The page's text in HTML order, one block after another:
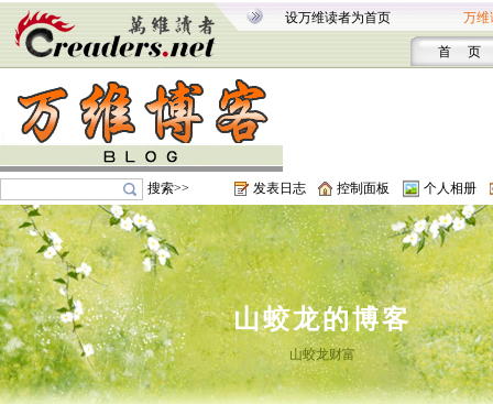
设万维读者为首页 万维
首 页
搜索>> 发表日志 控制面板 个人相册
山蛟龙的博客
山蛟龙财富